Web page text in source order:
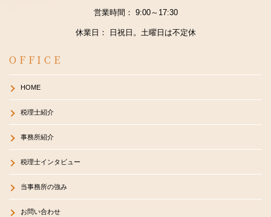
営業時間： 9:00～17:30
休業日： 日祝日。土曜日は不定休
OFFICE
HOME
税理士紹介
事務所紹介
税理士インタビュー
当事務所の強み
お問い合わせ